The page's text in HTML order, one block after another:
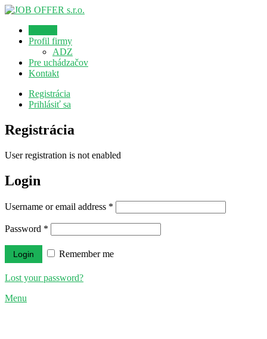
Profil firmy
ADZ
Pre uchádzačov
Kontakt
Registrácia
Prihlásiť sa
Registrácia
User registration is not enabled
Login
Username or email address *
Password *
Remember me
Lost your password?
Menu